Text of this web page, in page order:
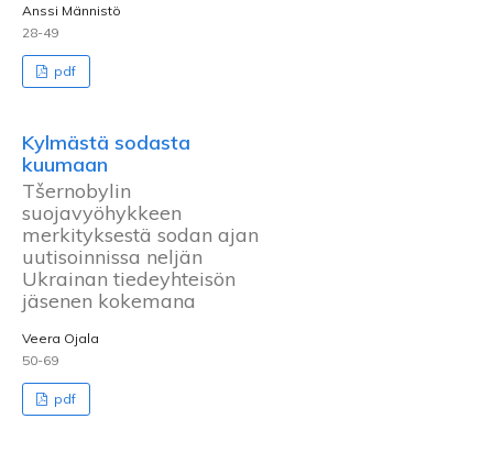
Anssi Männistö
28-49
pdf
Kylmästä sodasta
kuumaan
Tšernobylin
suojavyöhykkeen
merkityksestä sodan ajan
uutisoinnissa neljän
Ukrainan tiedeyhteisön
jäsenen kokemana
Veera Ojala
50-69
pdf